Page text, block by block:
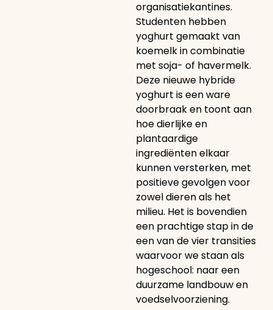
organisatiekantines.
Studenten hebben
yoghurt gemaakt van
koemelk in combinatie
met soja- of havermelk.
Deze nieuwe hybride
yoghurt is een ware
doorbraak en toont aan
hoe dierlijke en
plantaardige
ingrediënten elkaar
kunnen versterken, met
positieve gevolgen voor
zowel dieren als het
milieu. Het is bovendien
een prachtige stap in de
een van de vier transities
waarvoor we staan als
hogeschool: naar een
duurzame landbouw en
voedselvoorziening.